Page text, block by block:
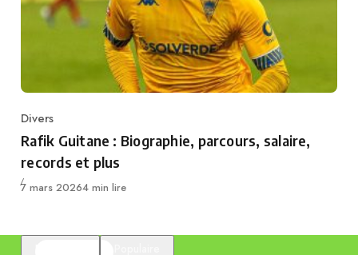
Category
Divers
Rafik Guitane : Biographie, parcours, salaire,
records et plus
Publié
7 mars 20264 min lire